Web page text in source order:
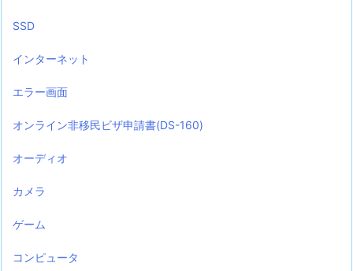
SSD
インターネット
エラー画面
オンライン非移民ビザ申請書(DS-160)
オーディオ
カメラ
ゲーム
コンピュータ